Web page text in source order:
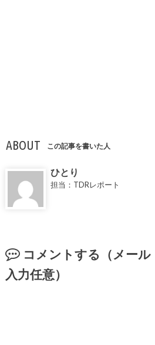
ABOUT この記事を書いた人
ひとり
担当：TDRレポート
コメントする（メー
入力任意）